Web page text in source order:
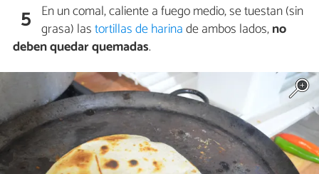
5 En un comal, caliente a fuego medio, se tuestan (sin
grasa) lastortillas de harinade ambos lados,no
deben quedar quemadas.